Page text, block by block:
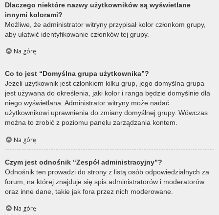
Dlaczego niektóre nazwy użytkowników są wyświetlane
innymi kolorami?
Możliwe, że administrator witryny przypisał kolor członkom grupy,
aby ułatwić identyfikowanie członków tej grupy.
Na górę
Co to jest “Domyślna grupa użytkownika”?
Jeżeli użytkownik jest członkiem kilku grup, jego domyślna grupa
jest używana do określenia, jaki kolor i ranga będzie domyślnie dla
niego wyświetlana. Administrator witryny może nadać
użytkownikowi uprawnienia do zmiany domyślnej grupy. Wówczas
można to zrobić z poziomu panelu zarządzania kontem.
Na górę
Czym jest odnośnik “Zespół administracyjny”?
Odnośnik ten prowadzi do strony z listą osób odpowiedzialnych za
forum, na której znajduje się spis administratorów i moderatorów
oraz inne dane, takie jak fora przez nich moderowane.
Na górę